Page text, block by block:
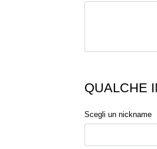
QUALCHE
Scegli un nickname